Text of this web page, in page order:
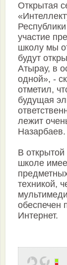
Открытая
участие
школу мы
будут
Атырау, в
одной», -
отметил,
будущая
лежит
Назарбаев.
В
школе
техникой,
обеспечен
Интернет.